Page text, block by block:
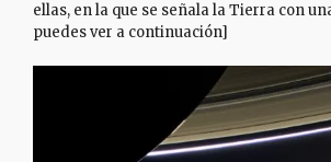
ellas, en la que se señala la Tierra con
puedes ver a continuación]